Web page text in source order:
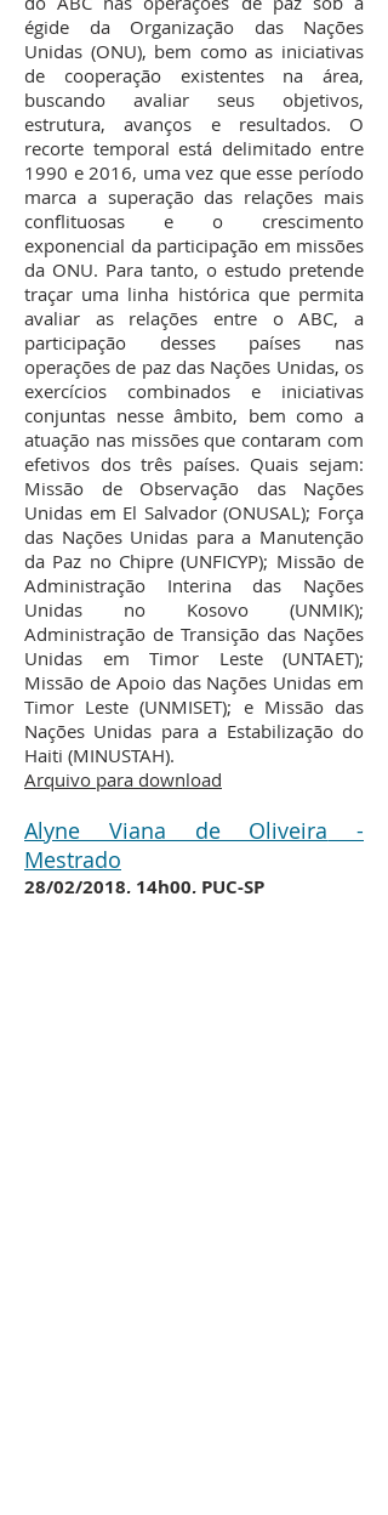
égide da Organização das Nações
Unidas (ONU), bem como as iniciativas
de cooperação existentes na área,
buscando avaliar seus objetivos,
estrutura, avanços e resultados. O
recorte temporal está delimitado entre
1990 e 2016, uma vez que esse período
marca a superação das relações mais
conflituosas e o crescimento
exponencial da participação em missões
da ONU. Para tanto, o estudo pretende
traçar uma linha histórica que permita
avaliar as relações entre o ABC, a
participação desses países nas
operações de paz das Nações Unidas, os
exercícios combinados e iniciativas
conjuntas nesse âmbito, bem como a
atuação nas missões que contaram com
efetivos dos três países. Quais sejam:
Missão de Observação das Nações
Unidas em El Salvador (ONUSAL); Força
das Nações Unidas para a Manutenção
da Paz no Chipre (UNFICYP); Missão de
Administração Interina das Nações
Unidas no Kosovo (UNMIK);
Administração de Transição das Nações
Unidas em Timor Leste (UNTAET);
Missão de Apoio das Nações Unidas em
Timor Leste (UNMISET); e Missão das
Nações Unidas para a Estabilização do
Haiti (MINUSTAH).
Arquivo para download​
Alyne Viana de Oliveira -
Mestrado
28/02/2018, 14h00, PUC-SP